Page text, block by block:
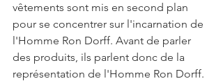
vêtements sont mis en second plan
pour se concentrer sur l'incarnation de
l'Homme Ron Dorff. Avant de parler
des produits, ils parlent donc de la
représentation de l'Homme Ron Dorff.